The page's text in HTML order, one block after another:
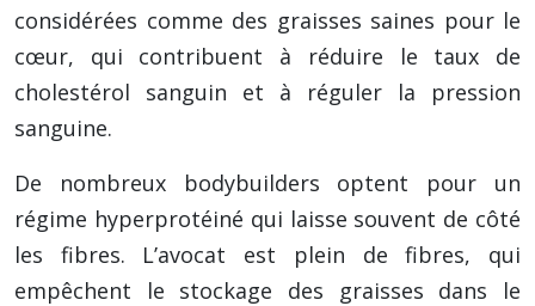
considérées comme des graisses saines pour le
cœur, qui contribuent à réduire le taux de
cholestérol sanguin et à réguler la pression
sanguine.
De nombreux bodybuilders optent pour un
régime hyperprotéiné qui laisse souvent de côté
les fibres. L’avocat est plein de fibres, qui
empêchent le stockage des graisses dans le